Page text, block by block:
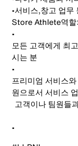
•서비스,창고 업무
Store Athlete역
•
모든 고객에게 최
시는 분
•
프리미엄 서비스
원으로서 서비스
•
고객이나 팀원들